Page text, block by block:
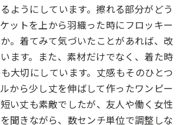
ようにしています。擦れる部分がどう
ットを上から羽織った時にフロッキー
。着てみて気づいたことがあれば、改
ます。また、素材だけでなく、着た時
大切にしています。丈感もそのひとつ
から少し丈を伸ばして作ったワンピー
い丈も素敵でしたが、友人や働く女性
聞きながら、数センチ単位で調整しな